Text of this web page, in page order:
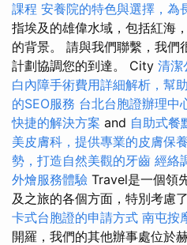
課程 安養院的特色與選擇，為
指埃及的雄偉水域，包括紅海
的背景。 請與我們聯繫，我們
計劃協調您的到達。 City 清潔
白內障手術費用詳細解析，幫
的SEO服務 台北台胞證辦理中
快捷的解決方案 and 自助式餐
美皮膚科，提供專業的皮膚保
勢，打造自然美觀的牙齒 經絡
外燴服務體驗 Travel是一個領
及之旅的各個方面，特別考慮
卡式台胞證的申請方式 南屯按
開羅，我們的其他辦事處位於